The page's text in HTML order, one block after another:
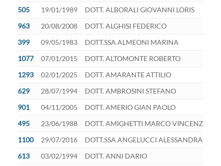
505
19/01/1989
DOTT. ALBORALI GIOVANNI LORIS
963
20/08/2008
DOTT. ALGHISI FEDERICO
399
09/05/1983
DOTT.SSA ALMEONI MARINA
1077
07/01/2015
DOTT. ALTOMONTE ROBERTO
1293
02/01/2025
DOTT. AMARANTE ATTILIO
629
28/07/1994
DOTT. AMBROSINI STEFANO
901
04/11/2005
DOTT. AMERIO GIAN PAOLO
495
23/06/1988
DOTT. AMIGHETTI MARCO VINCENZO
1100
29/07/2016
DOTT.SSA ANGELUCCI ALESSANDRA
613
03/02/1994
DOTT. ANNI DARIO